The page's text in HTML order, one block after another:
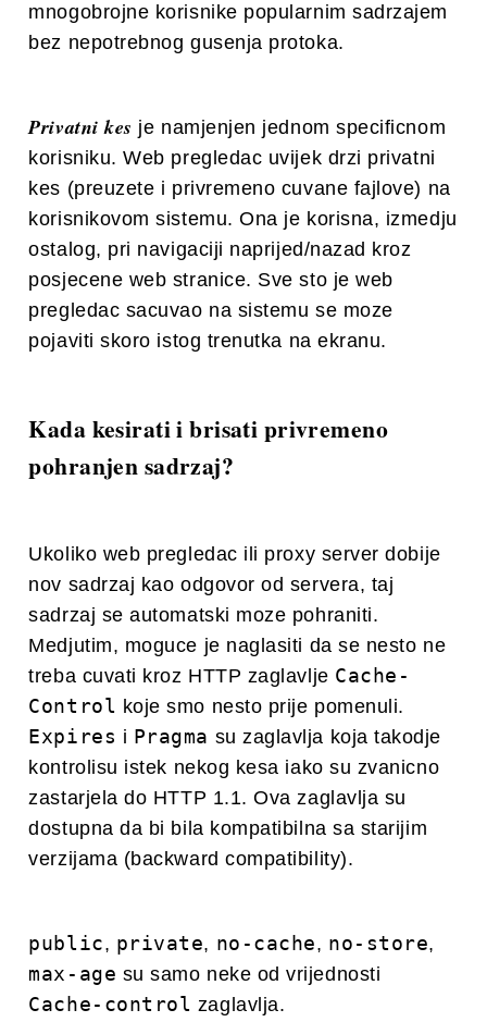
mnogobrojne korisnike popularnim sadrzajem
bez nepotrebnog gusenja protoka.
Privatni kes je namjenjen jednom specificnom
korisniku. Web pregledac uvijek drzi privatni
kes (preuzete i privremeno cuvane fajlove) na
korisnikovom sistemu. Ona je korisna, izmedju
ostalog, pri navigaciji naprijed/nazad kroz
posjecene web stranice. Sve sto je web
pregledac sacuvao na sistemu se moze
pojaviti skoro istog trenutka na ekranu.
Kada kesirati i brisati privremeno
pohranjen sadrzaj?
Ukoliko web pregledac ili proxy server dobije
nov sadrzaj kao odgovor od servera, taj
sadrzaj se automatski moze pohraniti.
Medjutim, moguce je naglasiti da se nesto ne
treba cuvati kroz HTTP zaglavlje Cache-
Control koje smo nesto prije pomenuli.
Expires i Pragma su zaglavlja koja takodje
kontrolisu istek nekog kesa iako su zvanicno
zastarjela do HTTP 1.1. Ova zaglavlja su
dostupna da bi bila kompatibilna sa starijim
verzijama (backward compatibility).
public, private, no-cache, no-store,
max-age su samo neke od vrijednosti
Cache-control zaglavlja.